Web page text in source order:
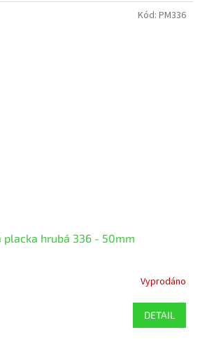
placka hrubá 336 - 50mm
Vyprodáno
DETAIL
Kód: PM336